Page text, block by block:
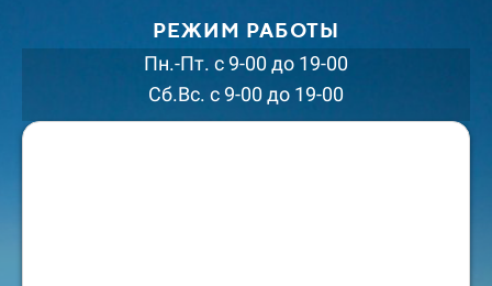
РЕЖИМ РАБОТЫ
Пн.-Пт. с 9-00 до 19-00
Сб.Вс. с 9-00 до 19-00